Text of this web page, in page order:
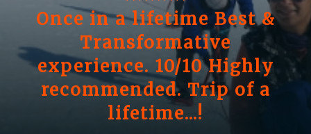
Once in a lifetime Best &
Transformative
experience. 10/10 Highly
recommended. Trip of a
lifetime...!